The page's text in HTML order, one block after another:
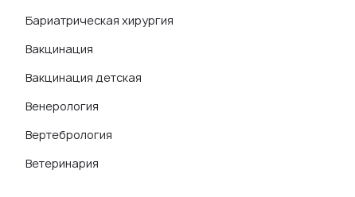
Бариатрическая хирургия
Вакцинация
Вакцинация детская
Венерология
Вертебрология
Ветеринария